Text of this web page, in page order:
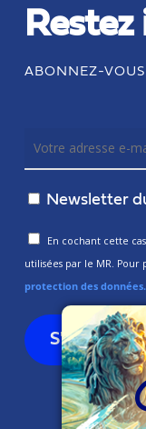
ABONNEZ-
Newsletter
En cochant cette
utilisées par le MR. Pour
protection des données.